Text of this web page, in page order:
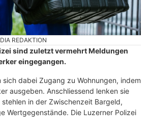
REDAKTION
sind zuletzt vermehrt Meldungen
eingegangen.
dabei Zugang zu Wohnungen, indem
ausgeben. Anschliessend lenken sie
in der Zwischenzeit Bargeld,
Wertgegenstände. Die Luzerner Polizei